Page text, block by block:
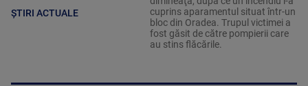
ȘTIRI ACTUALE
cuprins aparamentul situat într-un
bloc din Oradea. Trupul victimei a
fost găsit de către pompierii care
au stins flăcările.